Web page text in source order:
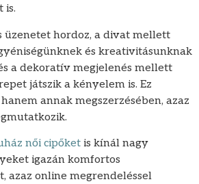
is.
üzenetet hordoz, a divat mellett
és kreativitásunknak
a dekoratív megjelenés mellett
játszik a kényelem is. Ez
annak megszerzésében, azaz
női cipőket is kínál nagy
igazán komfortos
azaz online megrendeléssel